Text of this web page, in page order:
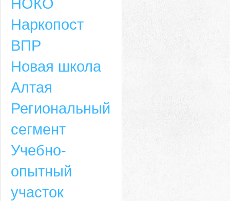
Наркопост
ВПР
Новая школа
Алтая
Региональный
сегмент
Учебно-
опытный
участок